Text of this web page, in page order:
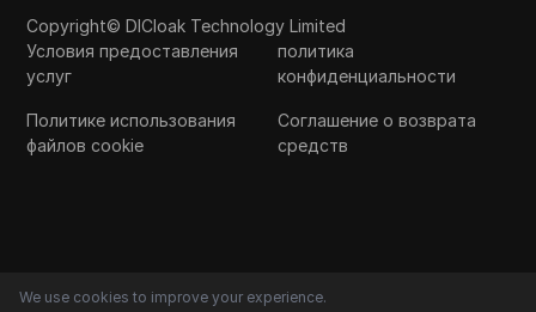
Copyright© DICloak Technology Limited
Условия предоставления
услуг
политика
конфиденциальности
Политике использования
файлов cookie
Соглашение о возврата
средств
We use cookies to improve your experience.